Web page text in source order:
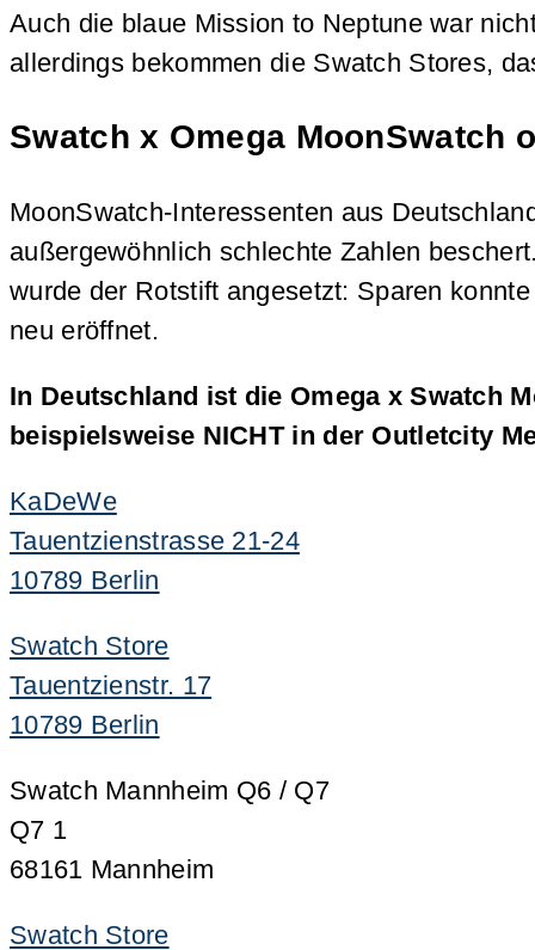
Auch die blaue Mission to Neptune war
allerdings bekommen die Swatch Stores,
Swatch x Omega MoonSwatch
MoonSwatch-Interessenten aus
außergewöhnlich schlechte Zahlen
wurde der Rotstift angesetzt: Sparen
neu eröffnet.
In Deutschland ist die Omega x Swatch
beispielsweise NICHT in der Outletcity
KaDeWe
Tauentzienstrasse 21-24
10789 Berlin
Swatch Store
Tauentzienstr. 17
10789 Berlin
Swatch Mannheim Q6 / Q7
Q7 1
68161 Mannheim
Swatch Store